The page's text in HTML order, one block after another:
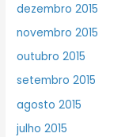
dezembro 2015
novembro 2015
outubro 2015
setembro 2015
agosto 2015
julho 2015